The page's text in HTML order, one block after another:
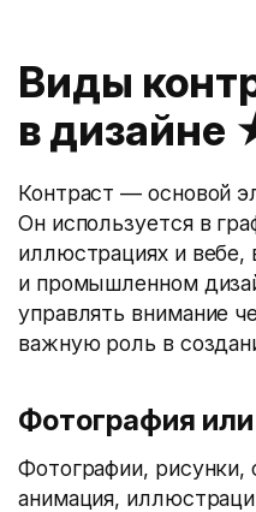
Виды
в дизайне
Контраст — основой
Он используется в
иллюстрациях и вебе,
и промышленном
управлять внимание
важную роль в
Фотография
Фотографии, рисунки,
анимация,